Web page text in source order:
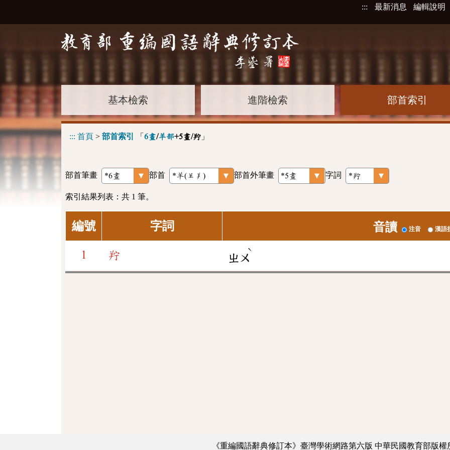
::: 最新消息 編輯說明
基本檢索 進階檢索 部首索引
::: 首頁 > 部首索引 「 6畫/羊部+5畫/羜 」
部首筆畫 部首 部首外筆畫 字詞
索引結果列表：共 1 筆。
編號 字詞 音讀 注音 漢語
1 羜 ㄓㄨ
ˋ
《重編國語辭典修訂本》臺灣學術網路第六版 中華民國教育部版權